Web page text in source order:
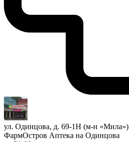
ул. Одинцова, д. 69-1Н (м-н «Мила»)
ФармОстров Аптека на Одинцова